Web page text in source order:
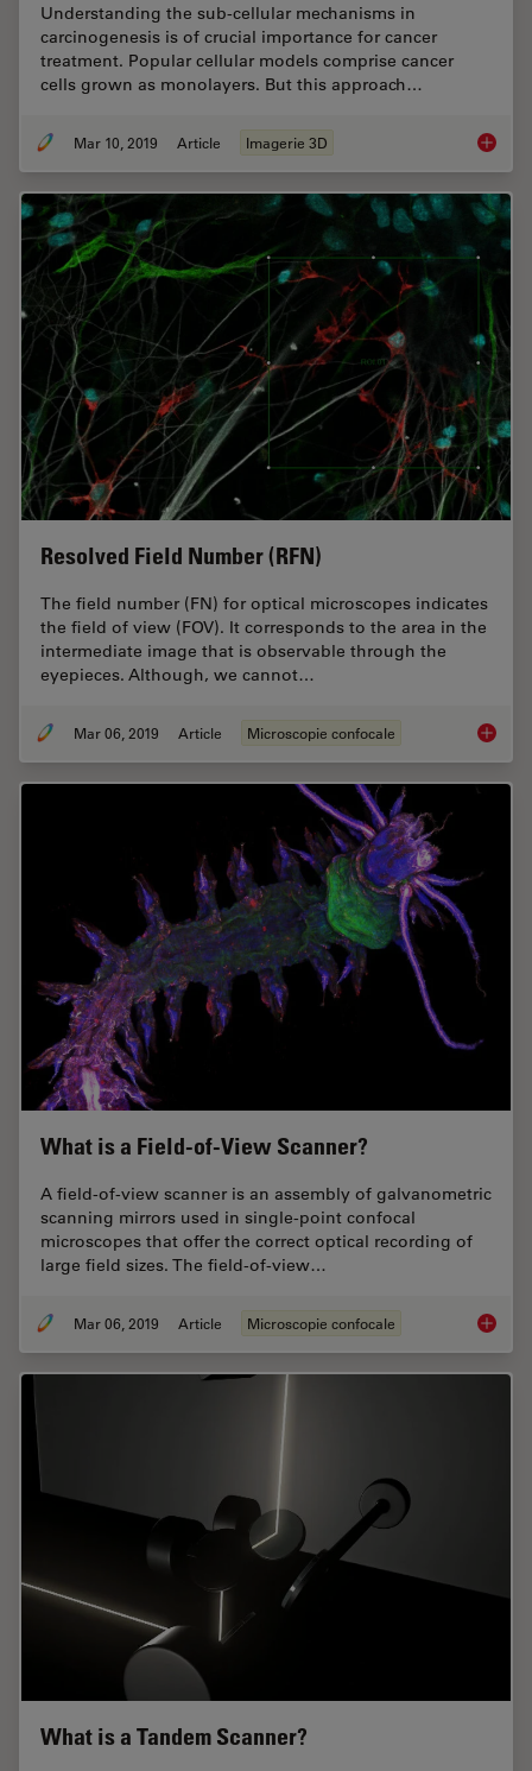
Understanding the sub-cellular mechanisms in
carcinogenesis is of crucial importance for cancer
treatment. Popular cellular models comprise cancer
cells grown as monolayers. But this approach…
Mar 10, 2019 Article Imagerie 3D
Resolved Field Number (RFN)
The field number (FN) for optical microscopes indicates
the field of view (FOV). It corresponds to the area in the
intermediate image that is observable through the
eyepieces. Although, we cannot…
Mar 06, 2019 Article Microscopie confocale
What is a Field-of-View Scanner?
A field-of-view scanner is an assembly of galvanometric
scanning mirrors used in single-point confocal
microscopes that offer the correct optical recording of
large field sizes. The field-of-view…
Mar 06, 2019 Article Microscopie confocale What is
What is a Tandem Scanner?